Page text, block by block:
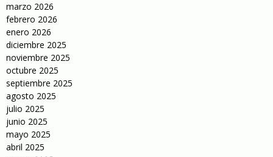
marzo 2026
febrero 2026
enero 2026
diciembre 2025
noviembre 2025
octubre 2025
septiembre 2025
agosto 2025
julio 2025
junio 2025
mayo 2025
abril 2025